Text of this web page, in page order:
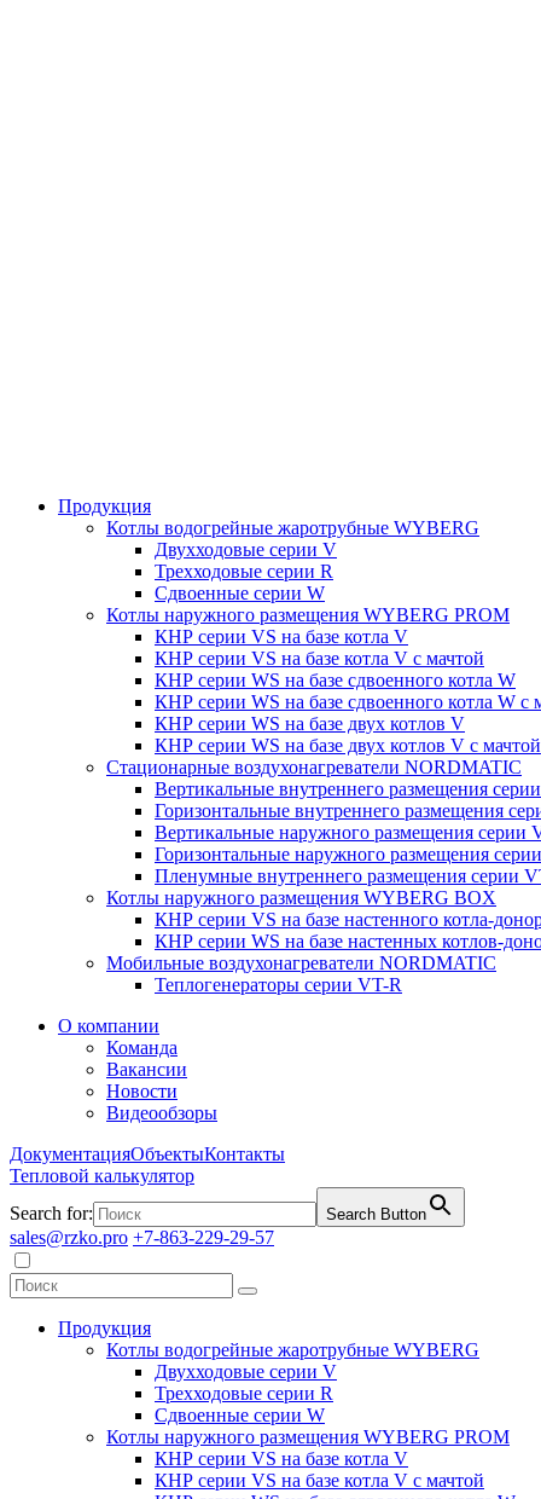
Продукция
Котлы водогрейные жаротрубные WYBERG
Двухходовые серии V
Трехходовые серии R
Сдвоенные серии W
Котлы наружного размещения WYBERG PROM
КНР серии VS на базе котла V
КНР серии VS на базе котла V с мачтой
КНР серии WS на базе сдвоенного котла W
КНР серии WS на базе сдвоенного котла W с
КНР серии WS на базе двух котлов V
КНР серии WS на базе двух котлов V с мачтой
Стационарные воздухонагреватели NORDMATIC
Вертикальные внутреннего размещения
Горизонтальные внутреннего размещения
Вертикальные наружного размещения серии
Горизонтальные наружного размещения
Пленумные внутреннего размещения серии
Котлы наружного размещения WYBERG BOX
КНР серии VS на базе настенного котла-
КНР серии WS на базе настенных котлов-
Мобильные воздухонагреватели NORDMATIC
Теплогенераторы серии VT-R
О компании
Команда
Вакансии
Новости
Видеообзоры
ДокументацияОбъектыКонтакты
Тепловой калькулятор
Search for:
Search Button
sales@rzko.pro +7-863-229-29-57
Продукция
Котлы водогрейные жаротрубные WYBERG
Двухходовые серии V
Трехходовые серии R
Сдвоенные серии W
Котлы наружного размещения WYBERG PROM
КНР серии VS на базе котла V
КНР серии VS на базе котла V с мачтой